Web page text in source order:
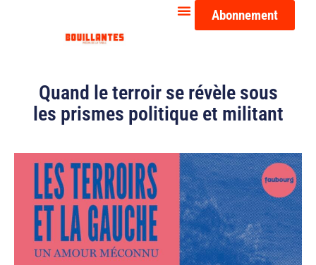
Abonnement
Quand le terroir se révèle sous
les prismes politique et militant